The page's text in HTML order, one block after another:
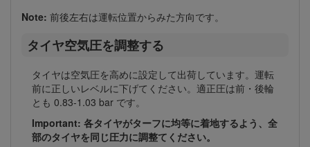
Note: 前後左右は運転位置からみた方向です。
タイヤ空気圧を調整する
タイヤは空気圧を高めに設定して出荷しています。運転
前に正しいレベルに下げてください。適正圧は前・後輪
とも 0.83-1.03 bar です。
Important: 各タイヤがターフに均等に着地するよう、全
部のタイヤを同じ圧力に調整てください。